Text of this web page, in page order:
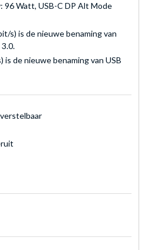
96 Watt, USB-C DP Alt Mode
s) is de nieuwe benaming van
is de nieuwe benaming van USB